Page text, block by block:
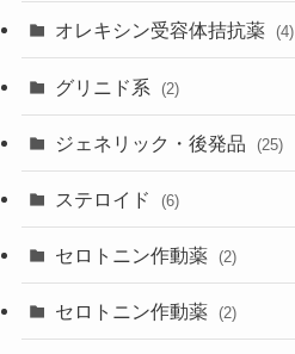
オレキシン受容体拮抗薬 (4)
グリニド系 (2)
ジェネリック・後発品 (25)
ステロイド (6)
セロトニン作動薬 (2)
セロトニン作動薬 (2)